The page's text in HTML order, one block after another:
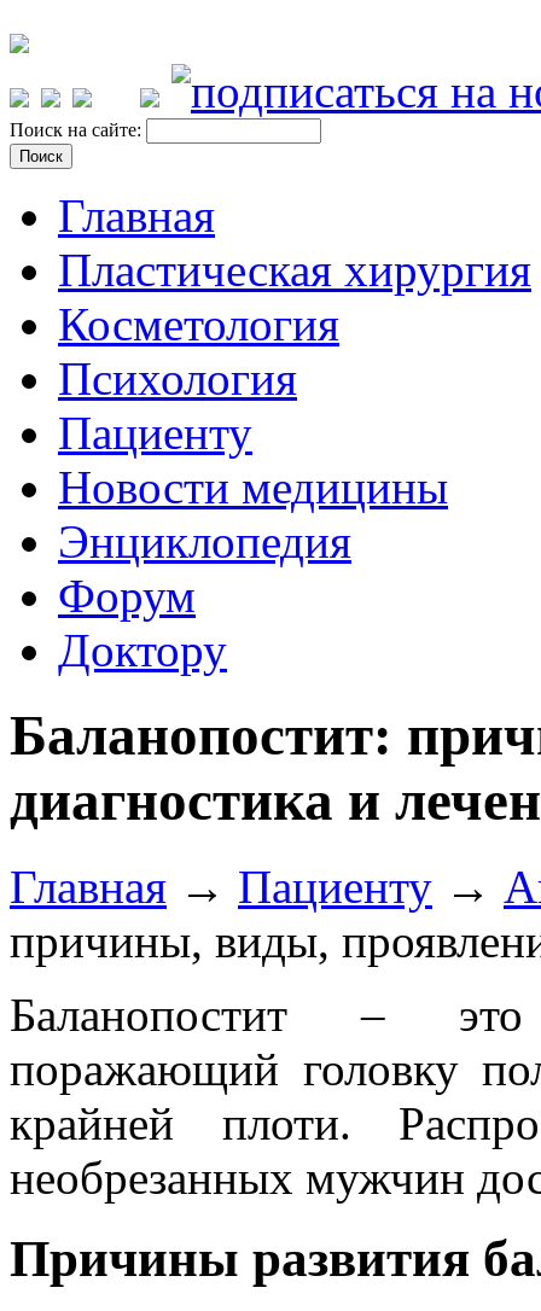
Поиск на сайте:
Главная
Пластическая хирургия
Косметология
Психология
Пациенту
Новости медицины
Энциклопедия
Форум
Доктору
Баланопостит:
диагностика и
Главная → Пациенту →
причины, виды,
Баланопостит – это
поражающий головку
крайней плоти.
необрезанных мужчин
Причины развития